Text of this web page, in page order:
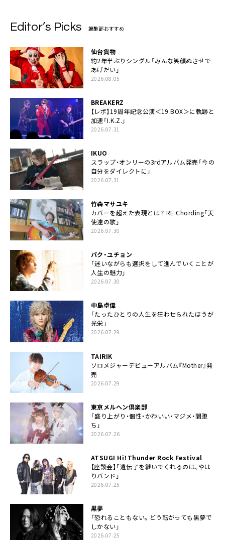
Editor’s Picks 編集部おすすめ
仙台貨物
約2年半ぶりシングル「みんな笑顔ぬさせで
あげだい」
2026.08.05
BREAKERZ
【レポ】19周年記念公演＜19 BOX＞に軌跡と
加速「I.K.Z.」
2026.07.31
IKUO
スラップ・オンリーの3rdアルバム発売「今の
自分をダイレクトに」
2026.07.31
竹森マサユキ
カバーを超えた表現とは？ RE:Chording「天
使達の歌」
2026.07.30
パク・ユチョン
「迷いながらも選択をして進んでいくことが
人生の魅力」
2026.07.30
中島卓偉
「たったひとりの人生を狂わせられたほうが
光栄」
2026.07.29
TAIRIK
ソロメジャーデビューアルバム『Mother』発
売
2026.07.29
東京メルヘン倶楽部
「盛り上がり・個性・かわいい・マジメ・闇堕
ち」
2026.07.26
ATSUGI Hi！Thunder Rock Festival
【座談会】「遺伝子を継いでくれるのは、やは
りバンド」
2026.07.25
黒夢
「恐れることもない。どう転がっても黒夢で
しかない」
2026.07.25